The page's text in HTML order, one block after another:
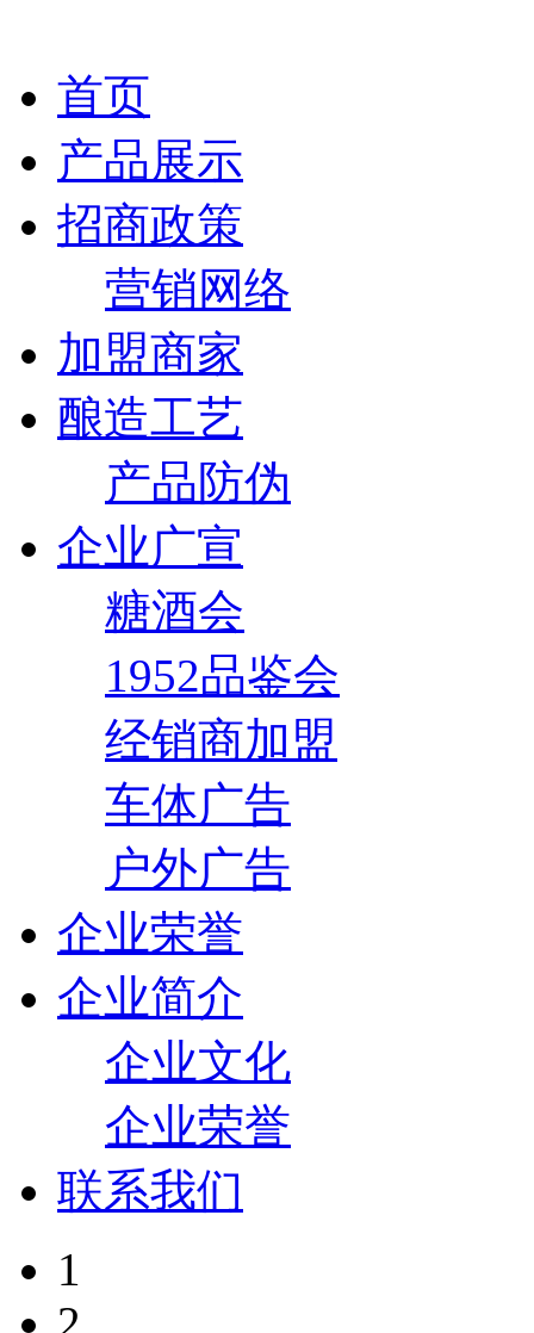
首页
产品展示
招商政策
营销网络
加盟商家
酿造工艺
产品防伪
企业广宣
糖酒会
1952品鉴会
经销商加盟
车体广告
户外广告
企业荣誉
企业简介
企业文化
企业荣誉
联系我们
1